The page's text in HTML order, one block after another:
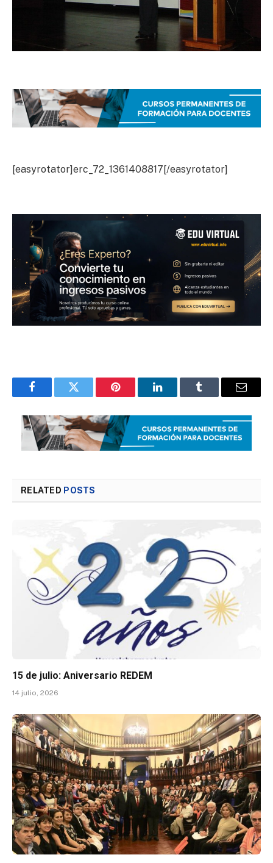
[easyrotator]erc_72_1361408817[/easyrotator]
FacebookTwitter Pinterest LinkedInTumblr Email
RELATED POSTS
15 de julio: Aniversario REDEM
14 julio, 2026